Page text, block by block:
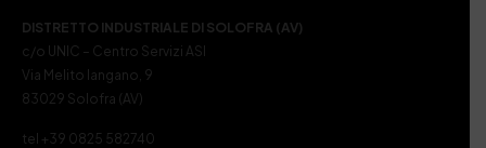
DISTRETTO INDUSTRIALE DI SOLOFRA (AV)
c/o UNIC – Centro Servizi ASI
Via Melito Iangano, 9
83029 Solofra (AV)
tel +39 0825 582740